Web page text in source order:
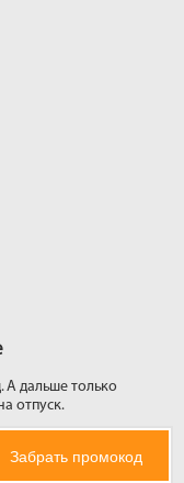
дальше только
отпуск.
Забрать промокод